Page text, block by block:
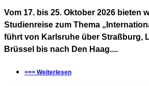
Vom 17. bis 25. Oktober 2026 bieten
Studienreise zum Thema
führt von Karlsruhe über Straßburg,
Brüssel bis nach Den Haag....
>>> Weiterlesen